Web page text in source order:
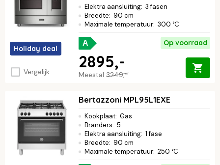
Holiday deal
Vergelijk
Elektra aansluiting: 3 fasen
Breedte: 90 cm
Maximale temperatuur: 300 °C
A Op voorraad
Meestal 3249,-
2895,-
Bertazzoni MPL95L1EXE
Kookplaat: Gas
Branders: 5
Elektra aansluiting: 1 fase
Breedte: 90 cm
Maximale temperatuur: 250 °C